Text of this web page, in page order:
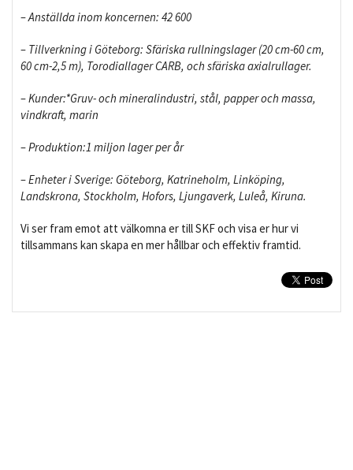
– Anställda inom koncernen: 42 600
– Tillverkning i Göteborg: Sfäriska rullningslager (20 cm-60 cm,
60 cm-2,5 m), Torodiallager CARB, och sfäriska axialrullager.
– Kunder:*Gruv- och mineralindustri, stål, papper och massa,
vindkraft, marin
– Produktion:1 miljon lager per år
– Enheter i Sverige: Göteborg, Katrineholm, Linköping,
Landskrona, Stockholm, Hofors, Ljungaverk, Luleå, Kiruna.
Vi ser fram emot att välkomna er till SKF och visa er hur vi
tillsammans kan skapa en mer hållbar och effektiv framtid.